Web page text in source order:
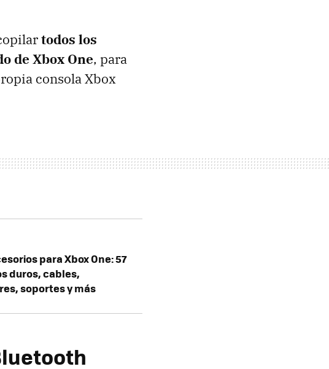
todos los
de Xbox One, para
consola Xbox
para Xbox One: 57
duros, cables,
soportes y más